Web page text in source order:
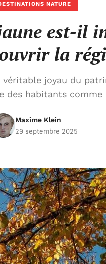
NATURE
est-il
la
véritable joyau du
des habitants
Maxime Klein
29 septembre 2025